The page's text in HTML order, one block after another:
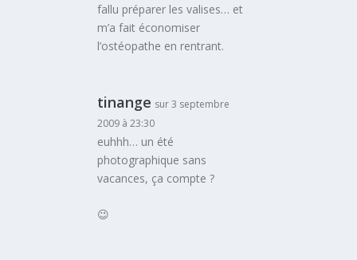
fallu préparer les valises… et
m’a fait économiser
l’ostéopathe en rentrant.
tinange sur 3 septembre
2009 à 23:30
euhhh… un été
photographique sans
vacances, ça compte ?
😉